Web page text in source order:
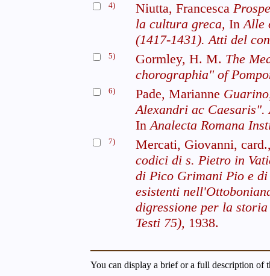
4) Niutta, Francesca
la cultura greca, InAlle
(1417-1431). Atti del
5) Gormley, H. M. The
chorographia" of
6) Pade, Marianne
Alexandri ac
InAnalecta Romana
7)
Mercati, Giovanni,
codici di s. Pietro in
di Pico Grimani Pio e
esistenti
digressione per la
Testi 75), 1938.
You can display a brief or a full description of